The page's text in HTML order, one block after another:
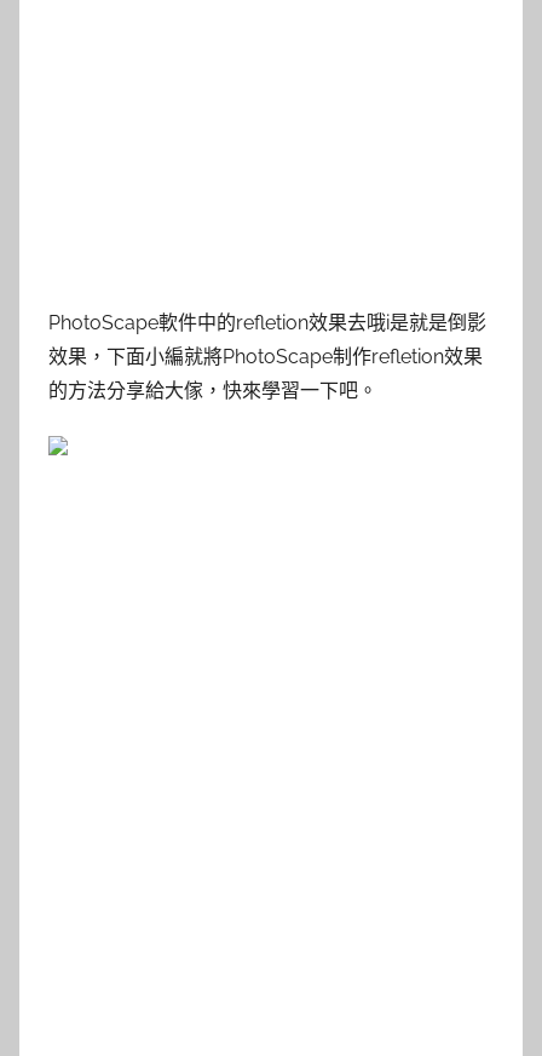
PhotoScape軟件中的refletion效果去哦i是就是倒影
效果，下面小編就將PhotoScape制作refletion效果
的方法分享給大傢，快來學習一下吧。